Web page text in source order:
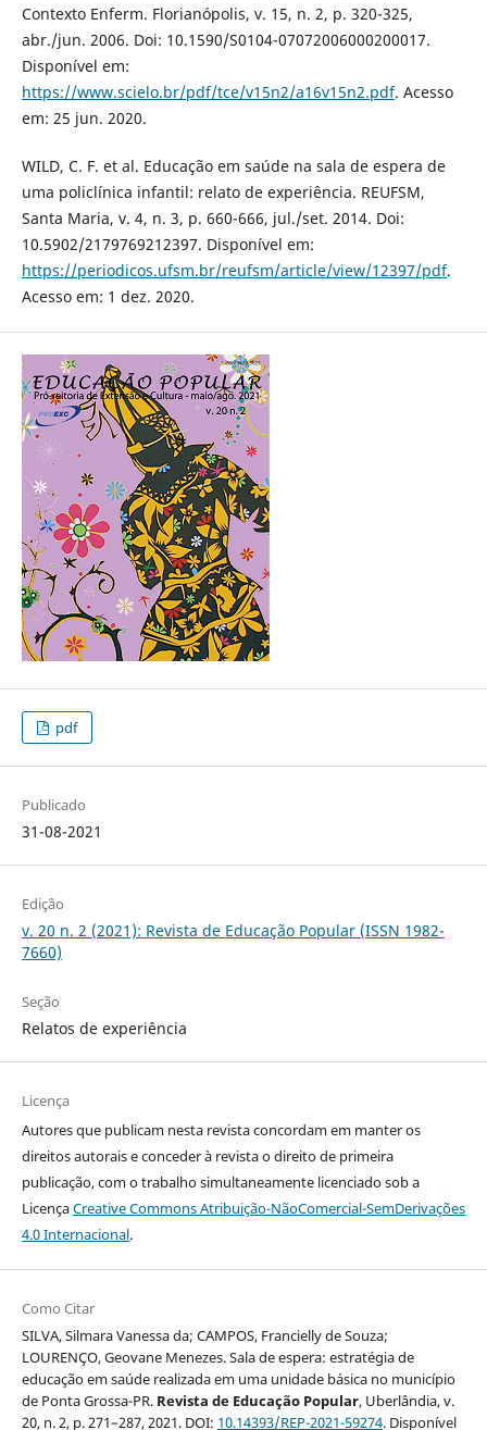
Contexto Enferm. Florianópolis, v. 15, n. 2, p. 320-325,
abr./jun. 2006. Doi: 10.1590/S0104-07072006000200017.
Disponível em:
https://www.scielo.br/pdf/tce/v15n2/a16v15n2.pdf. Acesso
em: 25 jun. 2020.
WILD, C. F. et al. Educação em saúde na sala de espera de
uma policlínica infantil: relato de experiência. REUFSM,
Santa Maria, v. 4, n. 3, p. 660-666, jul./set. 2014. Doi:
10.5902/2179769212397. Disponível em:
https://periodicos.ufsm.br/reufsm/article/view/12397/pdf.
Acesso em: 1 dez. 2020.
pdf
Publicado
31-08-2021
Edição
v. 20 n. 2 (2021): Revista de Educação Popular (ISSN 1982-
7660)
Seção
Relatos de experiência
Licença
Autores que publicam nesta revista concordam em manter os
direitos autorais e conceder à revista o direito de primeira
publicação, com o trabalho simultaneamente licenciado sob a
LicençaCreative Commons Atribuição-NãoComercial-SemDerivações
4.0 Internacional.
Como Citar
SILVA, Silmara Vanessa da; CAMPOS, Francielly de Souza;
LOURENÇO, Geovane Menezes. Sala de espera: estratégia de
educação em saúde realizada em uma unidade básica no município
de Ponta Grossa-PR. Revista de Educação Popular, Uberlândia, v.
20, n. 2, p. 271–287, 2021. DOI: 10.14393/REP-2021-59274. Disponível